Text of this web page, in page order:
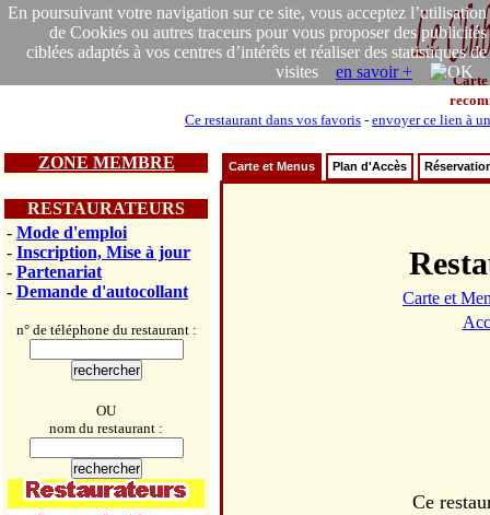
En poursuivant votre navigation sur ce site, vous acceptez l’utilisation
de Cookies ou autres traceurs pour vous proposer des publicités
ciblées adaptés à vos centres d’intérêts et réaliser des statistiques de
visites en savoir +
Carte
Ce restaurant dans vos favoris - envoyer ce lien à
ZONE MEMBRE
RESTAURATEURS
- Mode d'emploi
- Inscription, Mise à jour
- Partenariat
- Demande d'autocollant
n° de téléphone du restaurant :
OU
nom du restaurant :
Carte et Menus Plan d'Accès
Carte et
Ce